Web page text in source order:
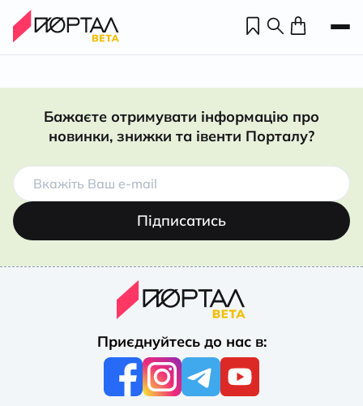
Бажаєте отримувати інформацію про
новинки, знижки та івенти Порталу?
Підписатись
Приєднуйтесь до нас в: